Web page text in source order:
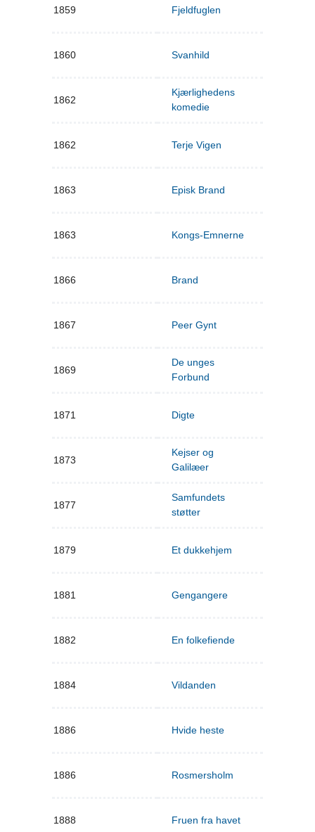
1859 Fjeldfuglen
1860 Svanhild
1862
Kjærlighedens
komedie
1862 Terje Vigen
1863 Episk Brand
1863 Kongs-Emnerne
1866 Brand
1867 Peer Gynt
1869
De unges
Forbund
1871 Digte
1873
Kejser og
Galilæer
1877
Samfundets
støtter
1879 Et dukkehjem
1881 Gengangere
1882 En folkefiende
1884 Vildanden
1886 Hvide heste
1886 Rosmersholm
1888 Fruen fra havet